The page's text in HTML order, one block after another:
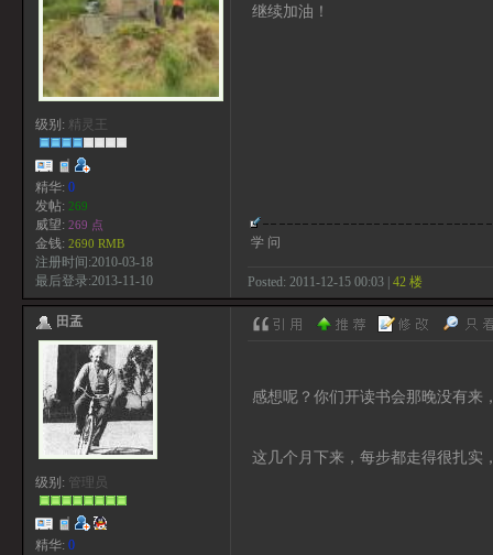
级别: 精灵王
精华: 0
发帖: 269
威望: 269 点
金钱: 2690 RMB
注册时间:2010-03-18
最后登录:2013-11-10
继续加油！
学 问
Posted: 2011-12-15 00:03 | 42 楼
田孟
级别: 管理员
精华: 0
感想呢？你们开读书会那晚没有来
这几个月下来，每步都走得很扎实